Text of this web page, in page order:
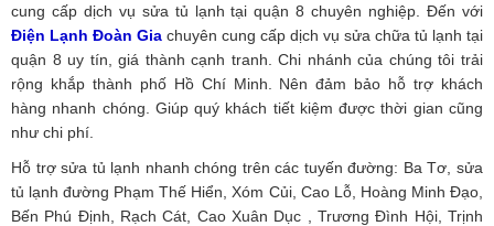
cung cấp dịch vụ sửa tủ lạnh tại quận 8 chuyên nghiệp. Đến với
Điện Lạnh Đoàn Gia chuyên cung cấp dịch vụ sửa chữa tủ lạnh tại
quận 8 uy tín, giá thành cạnh tranh. Chi nhánh của chúng tôi trải
rộng khắp thành phố Hồ Chí Minh. Nên đảm bảo hỗ trợ khách
hàng nhanh chóng. Giúp quý khách tiết kiệm được thời gian cũng
như chi phí.
Hỗ trợ sửa tủ lạnh nhanh chóng trên các tuyến đường: Ba Tơ, sửa
tủ lạnh đường Phạm Thế Hiển, Xóm Củi, Cao Lỗ, Hoàng Minh Đạo,
Bến Phú Định, Rạch Cát, Cao Xuân Dục , Trương Đình Hội, Trịnh